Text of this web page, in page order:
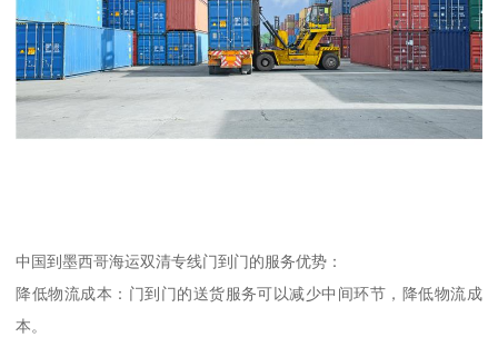
中国到墨西哥海运双清专线门到门的服务优势：
降低物流成本：门到门的送货服务可以减少中间环节，降低物流成
本。